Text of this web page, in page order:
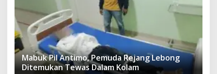
Mabuk Pil Antimo, Pemuda Rejang Lebong
Ditemukan Tewas Dalam Kolam